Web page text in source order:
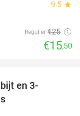
9.5 star
Regulier €25
€15,50
en 3-